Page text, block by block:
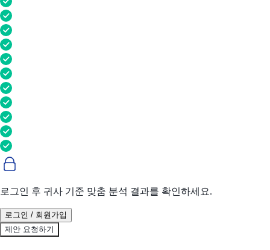
로그인 후 귀사 기준 맞춤 분석 결과를 확인하세요.
로그인 / 회원가입
제안 요청하기